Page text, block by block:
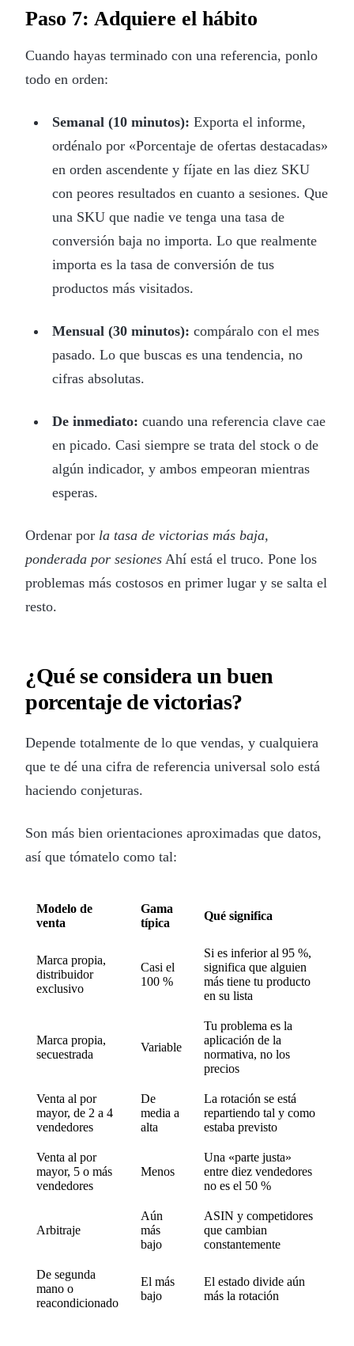
Paso 7: Adquiere el hábito
Cuando hayas terminado con una referencia, ponlo
todo en orden:
Semanal (10 minutos): Exporta el informe,
ordénalo por «Porcentaje de ofertas destacadas»
en orden ascendente y fíjate en las diez SKU
con peores resultados en cuanto a sesiones. Que
una SKU que nadie ve tenga una tasa de
conversión baja no importa. Lo que realmente
importa es la tasa de conversión de tus
productos más visitados.
Mensual (30 minutos): compáralo con el mes
pasado. Lo que buscas es una tendencia, no
cifras absolutas.
De inmediato: cuando una referencia clave cae
en picado. Casi siempre se trata del stock o de
algún indicador, y ambos empeoran mientras
esperas.
Ordenar por la tasa de victorias más baja,
ponderada por sesiones Ahí está el truco. Pone los
problemas más costosos en primer lugar y se salta el
resto.
¿Qué se considera un buen
porcentaje de victorias?
Depende totalmente de lo que vendas, y cualquiera
que te dé una cifra de referencia universal solo está
haciendo conjeturas.
Son más bien orientaciones aproximadas que datos,
así que tómatelo como tal:
Modelo de
venta
Gama
típica
Qué significa
Marca propia,
distribuidor
exclusivo
Casi el
100 %
Si es inferior al 95 %,
significa que alguien
más tiene tu producto
en su lista
Marca propia,
secuestrada
Variable
Tu problema es la
aplicación de la
normativa, no los
precios
Venta al por
mayor, de 2 a 4
vendedores
De
media a
alta
La rotación se está
repartiendo tal y como
estaba previsto
Venta al por
mayor, 5 o más
vendedores
Menos
Una «parte justa»
entre diez vendedores
no es el 50 %
Arbitraje
Aún
más
bajo
ASIN y competidores
que cambian
constantemente
De segunda
mano o
reacondicionado
El más
bajo
El estado divide aún
más la rotación